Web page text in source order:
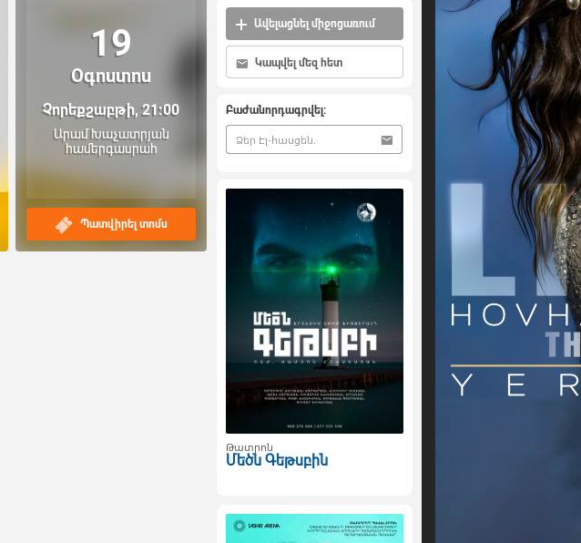
19
Օգոստոս
Չորեքշաբթի, 21:00
Արամ Խաչատրյան
համերգասրահ
Պատվիրել տոմս
Ավելացնել միջոցառում
Կապվել մեզ հետ
Բաժանորդագրվել:
Թատրոն
Մեծն Գեթսբին